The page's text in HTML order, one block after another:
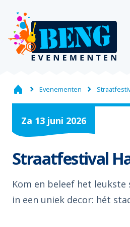
Evenementen
Za 13 juni 2026
Straatfestival
Kom en beleef het
in een uniek decor: hét